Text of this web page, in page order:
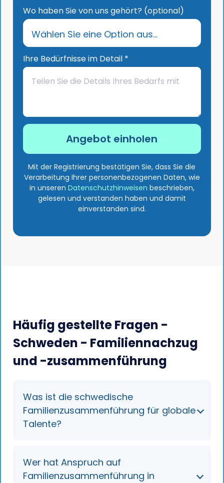
Wo haben Sie von uns gehört? (optional)
Ihre Bedürfnisse im Detail *
Mit der Registrierung bestätigen Sie, dass Sie die
Verarbeitung Ihrer personenbezogenen Daten, wie
in unseren Datenschutzhinweisen beschrieben,
gelesen und verstanden haben und damit
einverstanden sind.
Häufig gestellte Fragen -
Schweden - Familiennachzug
und -zusammenführung
Was ist die schwedische
Familienzusammenführung für globale
Talente?
Dabei handelt es sich um einen Service für
Aufenthaltsgenehmigungen, mit dem
Familienmitglieder von Arbeitnehmern mit
Wer hat Anspruch auf
Familienzusammenführung in